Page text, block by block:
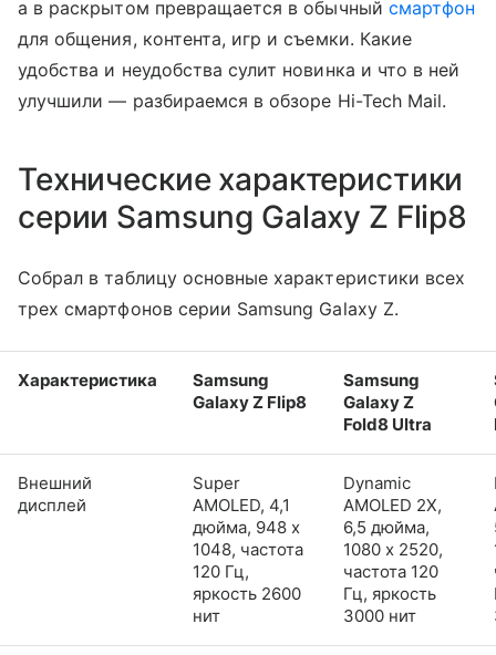
а в раскрытом превращается в обычный смартфон
для общения, контента, игр и съемки. Какие
удобства и неудобства сулит новинка и что в ней
улучшили — разбираемся в обзоре Hi-Tech Mail.
Технические характеристики
серии Samsung Galaxy Z Flip8
Собрал в таблицу основные характеристики всех
трех смартфонов серии Samsung Galaxy Z.
Характеристика
Samsung
Galaxy Z Flip8
Samsung
Galaxy Z
Fold8 Ultra
Внешний
дисплей
Super
AMOLED, 4,1
дюйма, 948 x
1048, частота
120 Гц,
яркость 2600
нит
Dynamic
AMOLED 2X,
6,5 дюйма,
1080 x 2520,
частота 120
Гц, яркость
3000 нит